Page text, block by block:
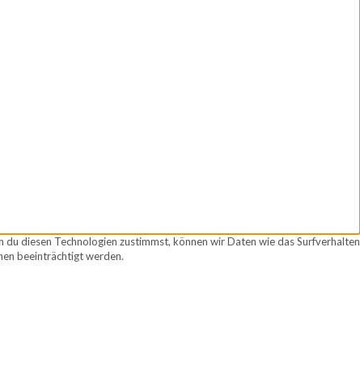
diesen Technologien zustimmst, können wir Daten wie das Surfverhalten
beeinträchtigt werden.